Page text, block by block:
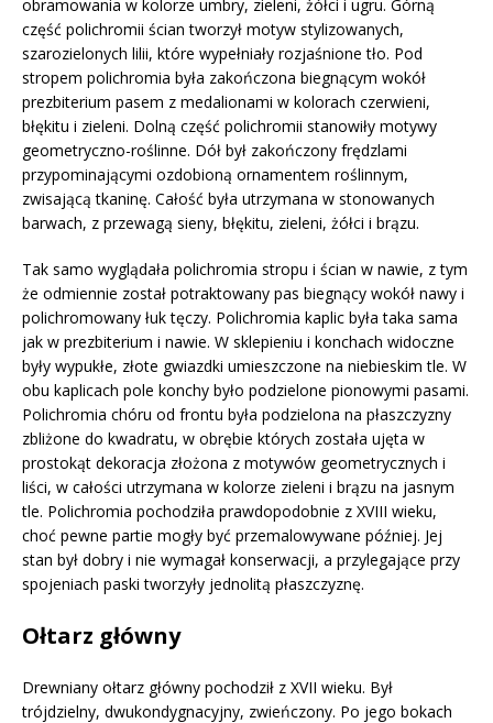
obramowania w kolorze umbry, zieleni, żółci i ugru. Górną
część polichromii ścian tworzył motyw stylizowanych,
szarozielonych lilii, które wypełniały rozjaśnione tło. Pod
stropem polichromia była zakończona biegnącym wokół
prezbiterium pasem z medalionami w kolorach czerwieni,
błękitu i zieleni. Dolną część polichromii stanowiły motywy
geometryczno-roślinne. Dół był zakończony frędzlami
przypominającymi ozdobioną ornamentem roślinnym,
zwisającą tkaninę. Całość była utrzymana w stonowanych
barwach, z przewagą sieny, błękitu, zieleni, żółci i brązu.
Tak samo wyglądała polichromia stropu i ścian w nawie, z tym
że odmiennie został potraktowany pas biegnący wokół nawy i
polichromowany łuk tęczy. Polichromia kaplic była taka sama
jak w prezbiterium i nawie. W sklepieniu i konchach widoczne
były wypukłe, złote gwiazdki umieszczone na niebieskim tle. W
obu kaplicach pole konchy było podzielone pionowymi pasami.
Polichromia chóru od frontu była podzielona na płaszczyzny
zbliżone do kwadratu, w obrębie których została ujęta w
prostokąt dekoracja złożona z motywów geometrycznych i
liści, w całości utrzymana w kolorze zieleni i brązu na jasnym
tle. Polichromia pochodziła prawdopodobnie z XVIII wieku,
choć pewne partie mogły być przemalowywane później. Jej
stan był dobry i nie wymagał konserwacji, a przylegające przy
spojeniach paski tworzyły jednolitą płaszczyznę.
Ołtarz główny
Drewniany ołtarz główny pochodził z XVII wieku. Był
trójdzielny, dwukondygnacyjny, zwieńczony. Po jego bokach